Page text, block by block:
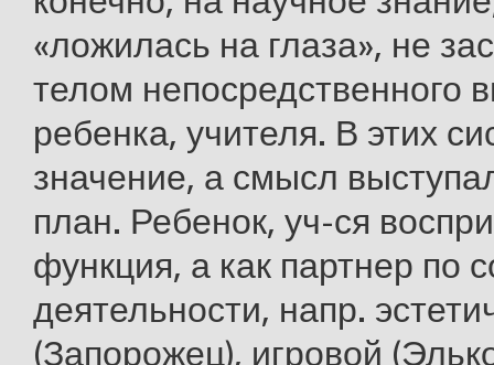
«ложилась на глаза», не
телом непосредственного
ребенка, учителя. В этих
значение, а смысл
план. Ребенок, уч-ся
функция, а как партнер по
деятельности, напр.
(Запорожец), игровой